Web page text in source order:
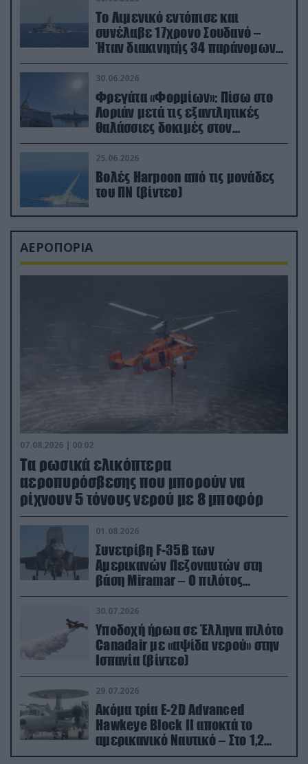
Το Λιμενικό εντόπισε και
συνέλαβε 17χρονο Σουδανό –
Ήταν διακινητής 34 παράνομων
μεταναστών
30.06.2026
Φρεγάτα «Φορμίων»: Πίσω στο
Λοριάν μετά τις εξαντλητικές
θαλάσσιες δοκιμές στον
απαιτητικό Βισκαϊκό
25.06.2026
Βολές Harpoon από τις μονάδες
του ΠΝ (βίντεο)
ΑΕΡΟΠΟΡΙΑ
07.08.2026 | 00:02
Τα ρωσικά ελικόπτερα
αεροπυρόσβεσης που μπορούν να
ρίχνουν 5 τόνους νερού με 8 μποφόρ
01.08.2026
Συνετρίβη F-35B των
Αμερικανών Πεζοναυτών στη
βάση Miramar – Ο πιλότος
εκτινάχθηκε εγκαίρως
30.07.2026
Υποδοχή ήρωα σε Έλληνα πιλότο
Canadair με «αψίδα νερού» στην
Ισπανία (βίντεο)
29.07.2026
Ακόμα τρία E-2D Advanced
Hawkeye Block II αποκτά το
αμερικανικό Ναυτικό – Στο 1,2
δισ.δολάρια το κόστος